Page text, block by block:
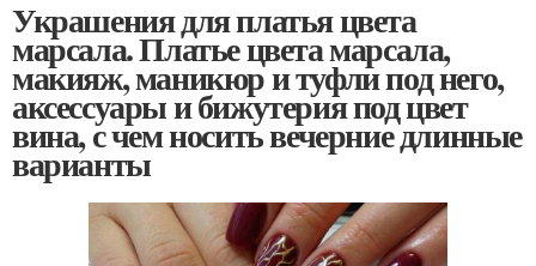
Украшения для платья цвета
марсала. Платье цвета марсала,
макияж, маникюр и туфли под него,
аксессуары и бижутерия под цвет
вина, с чем носить вечерние длинные
варианты